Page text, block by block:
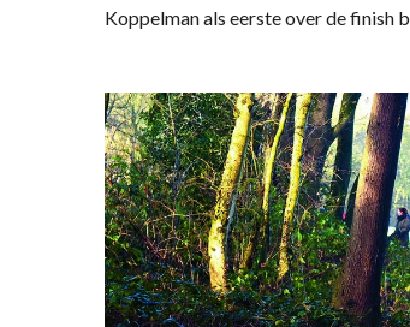
Koppelman als eerste over de finish